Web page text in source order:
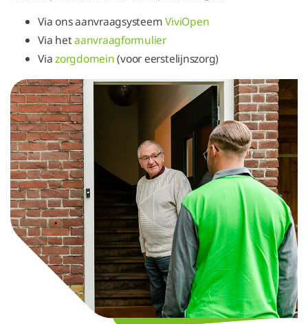
Via ons aanvraagsysteemViviOpen
Via hetaanvraagformulier
Viazorgdomein(voor eerstelijnszorg)